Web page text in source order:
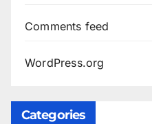
Comments feed
WordPress.org
Categories